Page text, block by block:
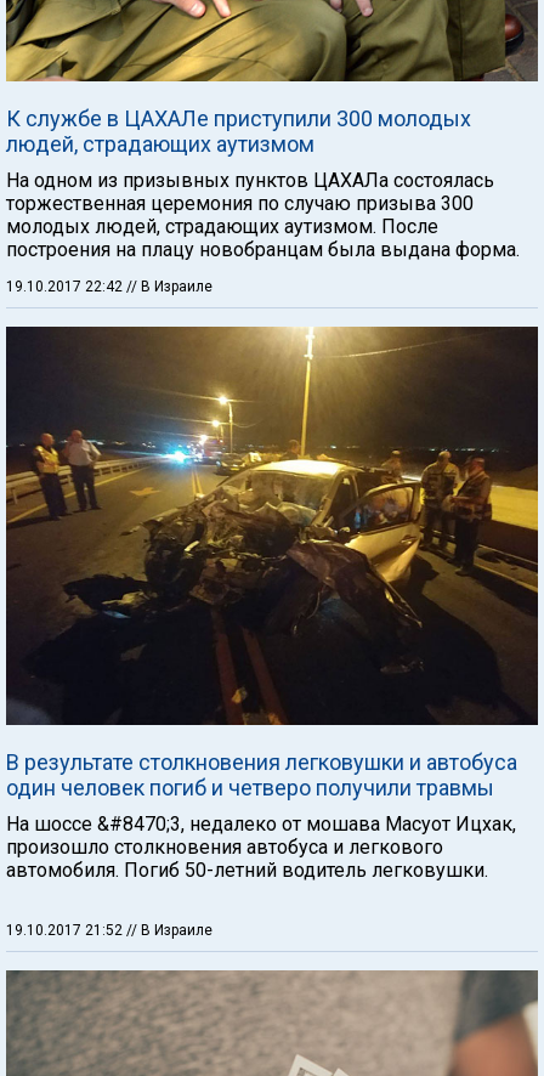
К службе в ЦАХАЛе приступили 300 молодых
людей, страдающих аутизмом
На одном из призывных пунктов ЦАХАЛа состоялась
торжественная церемония по случаю призыва 300
молодых людей, страдающих аутизмом. После
построения на плацу новобранцам была выдана форма.
19.10.2017 22:42 // В Израиле
В результате столкновения легковушки и автобуса
один человек погиб и четверо получили травмы
На шоссе &#8470;3, недалеко от мошава Масуот Ицхак,
произошло столкновения автобуса и легкового
автомобиля. Погиб 50-летний водитель легковушки.
19.10.2017 21:52 // В Израиле